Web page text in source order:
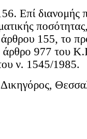
Επί διανομής
άρθρου 155, το
άρθρο 977 του
ν. 1545/1985.